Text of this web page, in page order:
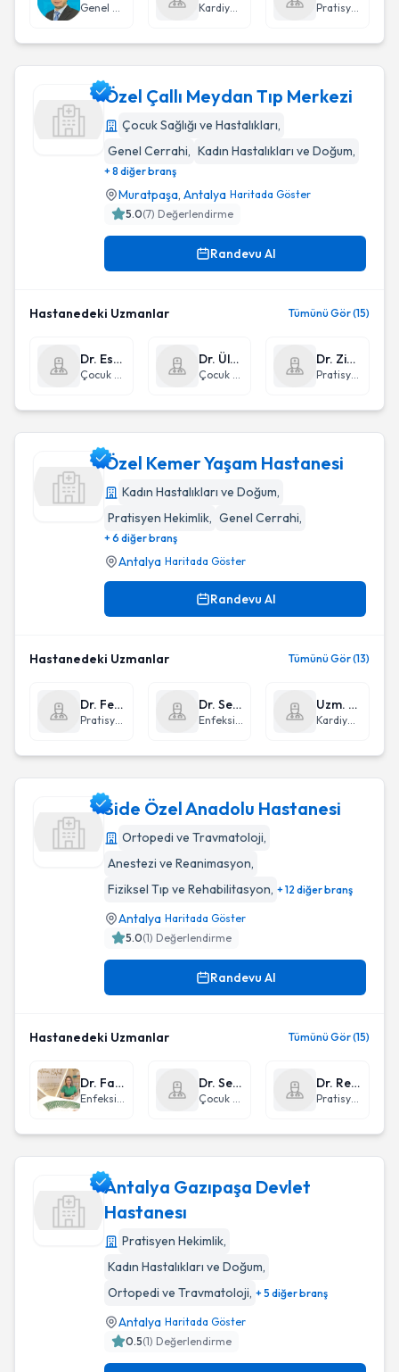
Genel Cerrahi Kardiyoloji Pratisyen Hekimlik
Özel Çallı Meydan Tıp Merkezi
Özel Çallı Meydan Tıp Merkezi
Çocuk Sağlığı ve Hastalıkları,
Genel Cerrahi, Kadın Hastalıkları ve Doğum,
+ 8 diğer branş
Muratpaşa, Antalya Haritada Göster
5.0(7) Değerlendirme
Randevu Al
Hastanedeki Uzmanlar Tümünü Gör (15)
Dr. Esra Özyalçın
Çocuk Sağlığı ve Hastalıkları
Dr. Ülker Şahin
Çocuk Sağlığı ve Hastalıkları
Dr. Ziya Doğrul
Pratisyen Hekimlik
Özel Kemer Yaşam Hastanesi
Özel Kemer Yaşam Hastanesi
Kadın Hastalıkları ve Doğum,
Pratisyen Hekimlik, Genel Cerrahi,
+ 6 diğer branş
Antalya Haritada Göster
Randevu Al
Hastanedeki Uzmanlar Tümünü Gör (13)
Dr. Feruz İrgaş
Pratisyen Hekimlik
Dr. Senay Dodanlı
Enfeksiyon Hastalıkları ve Klinik Mikrobiyoloji
Uzm. Dr. Özlem Karabağ
Kardiyoloji
Side Özel Anadolu Hastanesi
Ortopedi ve Travmatoloji,
Anestezi ve Reanimasyon,
Fiziksel Tıp ve Rehabilitasyon, + 12 diğer branş
Antalya Haritada Göster
5.0(1) Değerlendirme
Randevu Al
Hastanedeki Uzmanlar Tümünü Gör (15)
Dr. Fatma Bahadır
Enfeksiyon Hastalıkları
Dr. Selma Serpil Turgay Albayrak
Çocuk Sağlığı ve Hastalıkları
Dr. Recep Deniz Çakılkaya
Pratisyen Hekimlik
Antalya Gazıpaşa Devlet
Hastanesı
Pratisyen Hekimlik,
Kadın Hastalıkları ve Doğum,
Ortopedi ve Travmatoloji, + 5 diğer branş
Antalya Haritada Göster
0.5(1) Değerlendirme